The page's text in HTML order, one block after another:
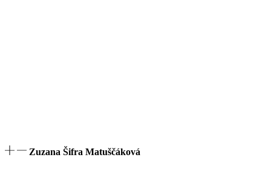
Zuzana Šifra Matuščáková